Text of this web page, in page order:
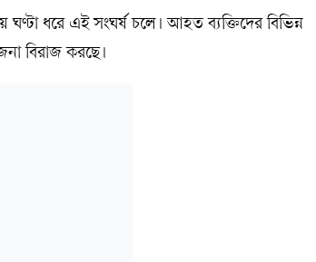
ধরে এই সংঘর্ষ চলে। আহত ব্যক্তিদের বিভিন্ন
বিরাজ করছে।